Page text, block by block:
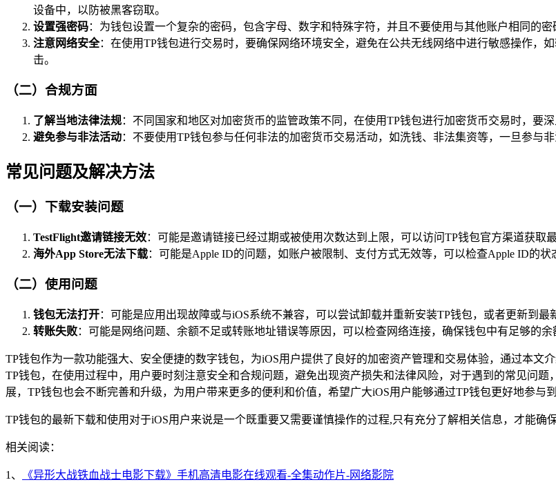
设备中，以防被黑客窃取。
设置强密码：为钱包设置一个复杂的密码，包含字母、数字和特殊字符，并且不要使用与其他账户相同的
注意网络安全：在使用TP钱包进行交易时，要确保网络环境安全，避免在公共无线网络中进行敏感操作，
击。
（二）合规方面
了解当地法律法规：不同国家和地区对加密货币的监管政策不同，在使用TP钱包进行加密货币交易时，要
避免参与非法活动：不要使用TP钱包参与任何非法的加密货币交易活动，如洗钱、非法集资等，一旦参与
常见问题及解决方法
（一）下载安装问题
TestFlight邀请链接无效：可能是邀请链接已经过期或被使用次数达到上限，可以访问TP钱包官方渠道获取
海外App Store无法下载：可能是Apple ID的问题，如账户被限制、支付方式无效等，可以检查Apple ID的状
（二）使用问题
钱包无法打开：可能是应用出现故障或与iOS系统不兼容，可以尝试卸载并重新安装TP钱包，或者更新到最
转账失败：可能是网络问题、余额不足或转账地址错误等原因，可以检查网络连接，确保钱包中有足够的余
TP钱包作为一款功能强大、安全便捷的数字钱包，为iOS用户提供了良好的加密资产管理和交易体验，通过本文
TP钱包，在使用过程中，用户要时刻注意安全和合规问题，避免出现资产损失和法律风险，对于遇到的常见问
展，TP钱包也会不断完善和升级，为用户带来更多的便利和价值，希望广大iOS用户能够通过TP钱包更好地参与
TP钱包的最新下载和使用对于iOS用户来说是一个既重要又需要谨慎操作的过程,只有充分了解相关信息，才能确
相关阅读：
1、 《异形大战铁血战士电影下载》手机高清电影在线观看-全集动作片-网络影院